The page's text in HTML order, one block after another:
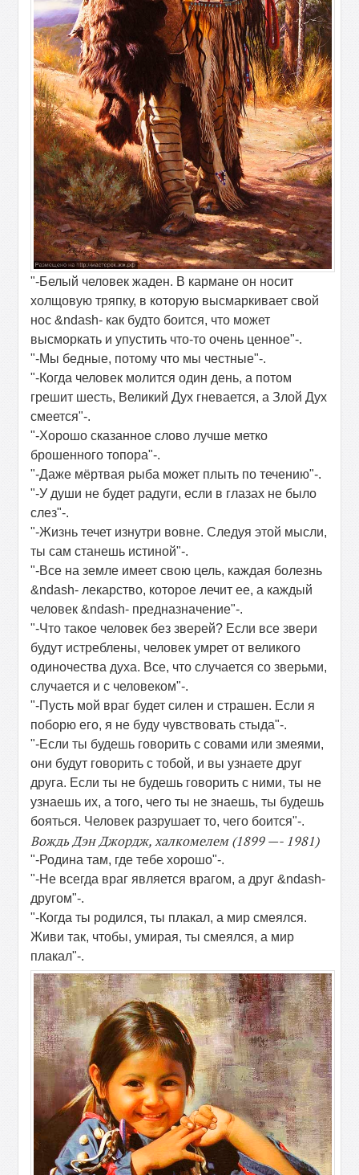
"-Белый человек жаден. В кармане он носит
холщовую тряпку, в которую высмаркивает свой
нос &ndash- как будто боится, что может
высморкать и упустить что-то очень ценное"-.
"-Мы бедные, потому что мы честные"-.
"-Когда человек молится один день, а потом
грешит шесть, Великий Дух гневается, а Злой Дух
смеется"-.
"-Хорошо сказанное слово лучше метко
брошенного топора"-.
"-Даже мёртвая рыба может плыть по течению"-.
"-У души не будет радуги, если в глазах не было
слез"-.
"-Жизнь течет изнутри вовне. Следуя этой мысли,
ты сам станешь истиной"-.
"-Все на земле имеет свою цель, каждая болезнь
&ndash- лекарство, которое лечит ее, а каждый
человек &ndash- предназначение"-.
"-Что такое человек без зверей? Если все звери
будут истреблены, человек умрет от великого
одиночества духа. Все, что случается со зверьми,
случается и с человеком"-.
"-Пусть мой враг будет силен и страшен. Если я
поборю его, я не буду чувствовать стыда"-.
"-Если ты будешь говорить с совами или змеями,
они будут говорить с тобой, и вы узнаете друг
друга. Если ты не будешь говорить с ними, ты не
узнаешь их, а того, чего ты не знаешь, ты будешь
бояться. Человек разрушает то, чего боится"-.
Вождь Дэн Джордж, халкомелем (1899 —- 1981)
"-Родина там, где тебе хорошо"-.
"-Не всегда враг является врагом, а друг &ndash-
другом"-.
"-Когда ты родился, ты плакал, а мир смеялся.
Живи так, чтобы, умирая, ты смеялся, а мир
плакал"-.